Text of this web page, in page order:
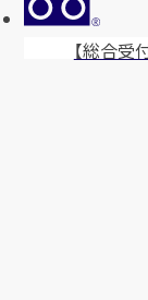
【総合受